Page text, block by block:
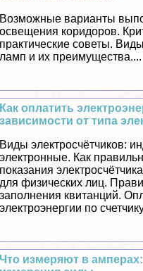
Возможные варианты
освещения коридоров.
пpaктические советы.
ламп и их преимущества....
Как оплатить
зависимости от типа
Виды электросчётчиков:
электронные. Как
показания
для физических лиц.
заполнения квитанций.
электроэнергии по
Что измеряют в